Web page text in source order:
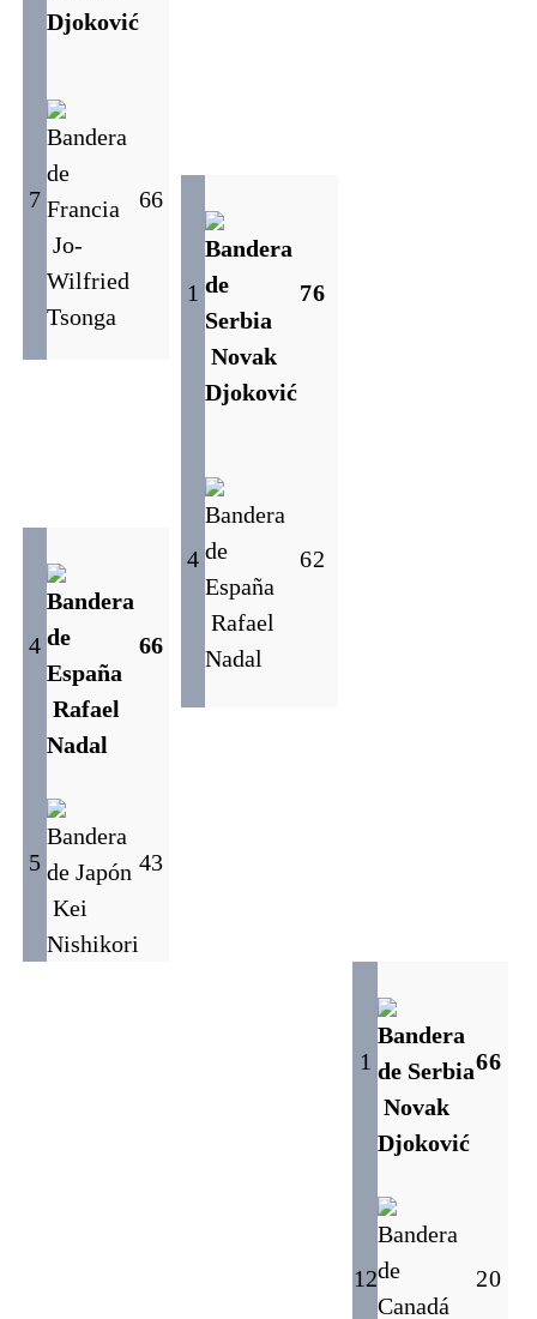
Djoković
7
Jo-
Wilfried
Tsonga
66
1
Novak
Djoković
76
4
Rafael
Nadal
62
4
Rafael
Nadal
66
5
Kei
Nishikori
43
1
Novak
Djoković
66
12 20